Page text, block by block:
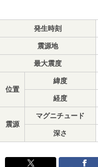
発生時刻
震源地
最大震度
位置
緯度
経度
震源
マグニチュード
深さ